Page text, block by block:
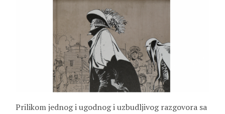
Prilikom jednog i ugodnog i uzbudljivog razgovora sa